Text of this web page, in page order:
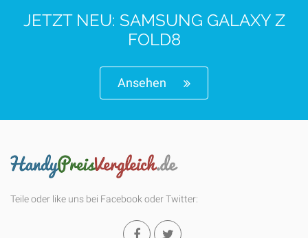
JETZT NEU: SAMSUNG GALAXY Z
FOLD8
Ansehen
Teile oder like uns bei Facebook oder Twitter: